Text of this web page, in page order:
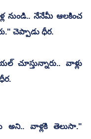
నుండి.. నేనేమీ ఆలకించ
చెప్పాడు ధీర.
వాళ్లు
అని.. వాళ్లకి తెలుసా."